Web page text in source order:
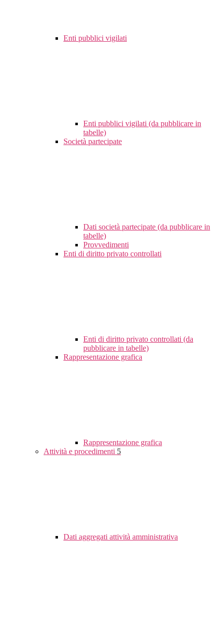
Enti pubblici vigilati
Enti pubblici vigilati (da pubblicare in
tabelle)
Società partecipate
Dati società partecipate (da pubblicare in
tabelle)
Provvedimenti
Enti di diritto privato controllati
Enti di diritto privato controllati (da
pubblicare in tabelle)
Rappresentazione grafica
Rappresentazione grafica
Attività e procedimenti 5
Dati aggregati attività amministrativa